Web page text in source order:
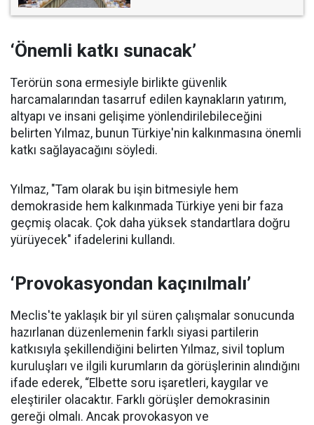
‘Önemli katkı sunacak’
Terörün sona ermesiyle birlikte güvenlik
harcamalarından tasarruf edilen kaynakların yatırım,
altyapı ve insani gelişime yönlendirilebileceğini
belirten Yılmaz, bunun Türkiye'nin kalkınmasına önemli
katkı sağlayacağını söyledi.
Yılmaz, "Tam olarak bu işin bitmesiyle hem
demokraside hem kalkınmada Türkiye yeni bir faza
geçmiş olacak. Çok daha yüksek standartlara doğru
yürüyecek" ifadelerini kullandı.
‘Provokasyondan kaçınılmalı’
Meclis'te yaklaşık bir yıl süren çalışmalar sonucunda
hazırlanan düzenlemenin farklı siyasi partilerin
katkısıyla şekillendiğini belirten Yılmaz, sivil toplum
kuruluşları ve ilgili kurumların da görüşlerinin alındığını
ifade ederek, “Elbette soru işaretleri, kaygılar ve
eleştiriler olacaktır. Farklı görüşler demokrasinin
gereği olmalı. Ancak provokasyon ve